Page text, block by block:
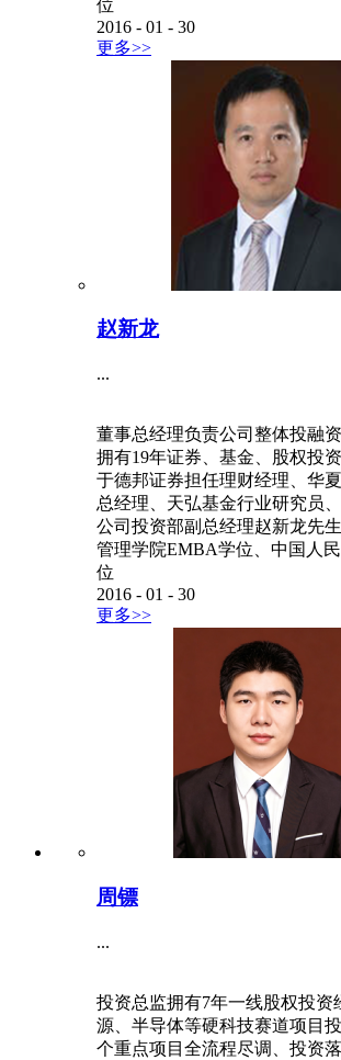
位
2016 - 01 - 30
更多>>
赵新龙
...
董事总经理负责公司整体投融
拥有19年证券、基金、股权投
于德邦证券担任理财经理、华
总经理、天弘基金行业研究员
公司投资部副总经理赵新龙先
管理学院EMBA学位、中国人
位
2016 - 01 - 30
更多>>
周镖
...
投资总监拥有7年一线股权投资
源、半导体等硬科技赛道项目
个重点项目全流程尽调、投资